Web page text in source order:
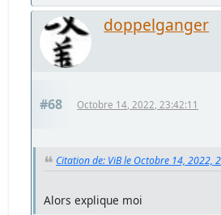
doppelganger
#68 Octobre 14, 2022, 23:42:11
Citation de: ViB le Octobre 14, 2022,
Alors explique moi